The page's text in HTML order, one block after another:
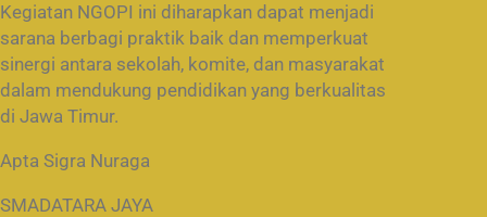
Kegiatan NGOPI ini diharapkan dapat menjadi
sarana berbagi praktik baik dan memperkuat
sinergi antara sekolah, komite, dan masyarakat
dalam mendukung pendidikan yang berkualitas
di Jawa Timur.
Apta Sigra Nuraga
SMADATARA JAYA